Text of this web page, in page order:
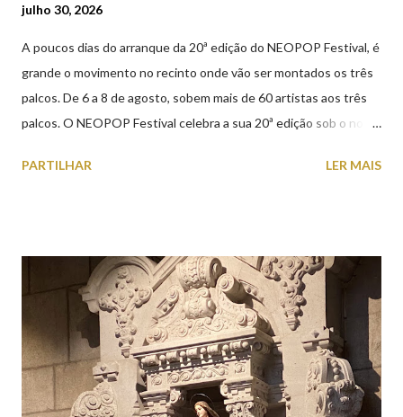
julho 30, 2026
A poucos dias do arranque da 20ª edição do NEOPOP Festival, é
grande o movimento no recinto onde vão ser montados os três
palcos. De 6 a 8 de agosto, sobem mais de 60 artistas aos três
palcos. O NEOPOP Festival celebra a sua 20ª edição sob o nome
Portugal e um dos mais prestigiados da Europa, atrai milhares de
PARTILHAR LER MAIS